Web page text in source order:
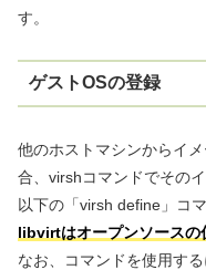
す。
ゲストOSの登録
他のホストマシンからイ
合、virshコマンドでその
以下の「virsh define」コ
libvirtはオープンソースの
なお、コマンドを使用す